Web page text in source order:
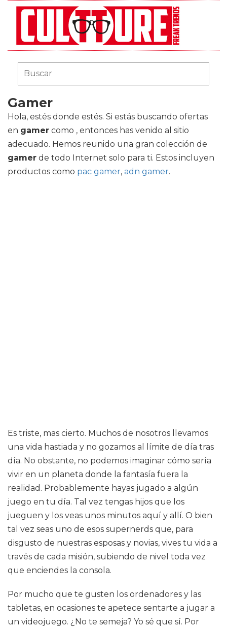
Gamer
Hola, estés donde estés. Si estás buscando ofertas
en gamer como , entonces has venido al sitio
adecuado. Hemos reunido una gran colección de
gamer de todo Internet solo para ti. Estos incluyen
productos como pac gamer, adn gamer.
Es triste, mas cierto. Muchos de nosotros llevamos
una vida hastiada y no gozamos al límite de día tras
día. No obstante, no podemos imaginar cómo sería
vivir en un planeta donde la fantasía fuera la
realidad. Probablemente hayas jugado a algún
juego en tu día. Tal vez tengas hijos que los
jueguen y los veas unos minutos aquí y allí. O bien
tal vez seas uno de esos supernerds que, para
disgusto de nuestras esposas y novias, vives tu vida a
través de cada misión, subiendo de nivel toda vez
que enciendes la consola.
Por mucho que te gusten los ordenadores y las
tabletas, en ocasiones te apetece sentarte a jugar a
un videojuego. ¿No te semeja? Yo sé que sí. Por